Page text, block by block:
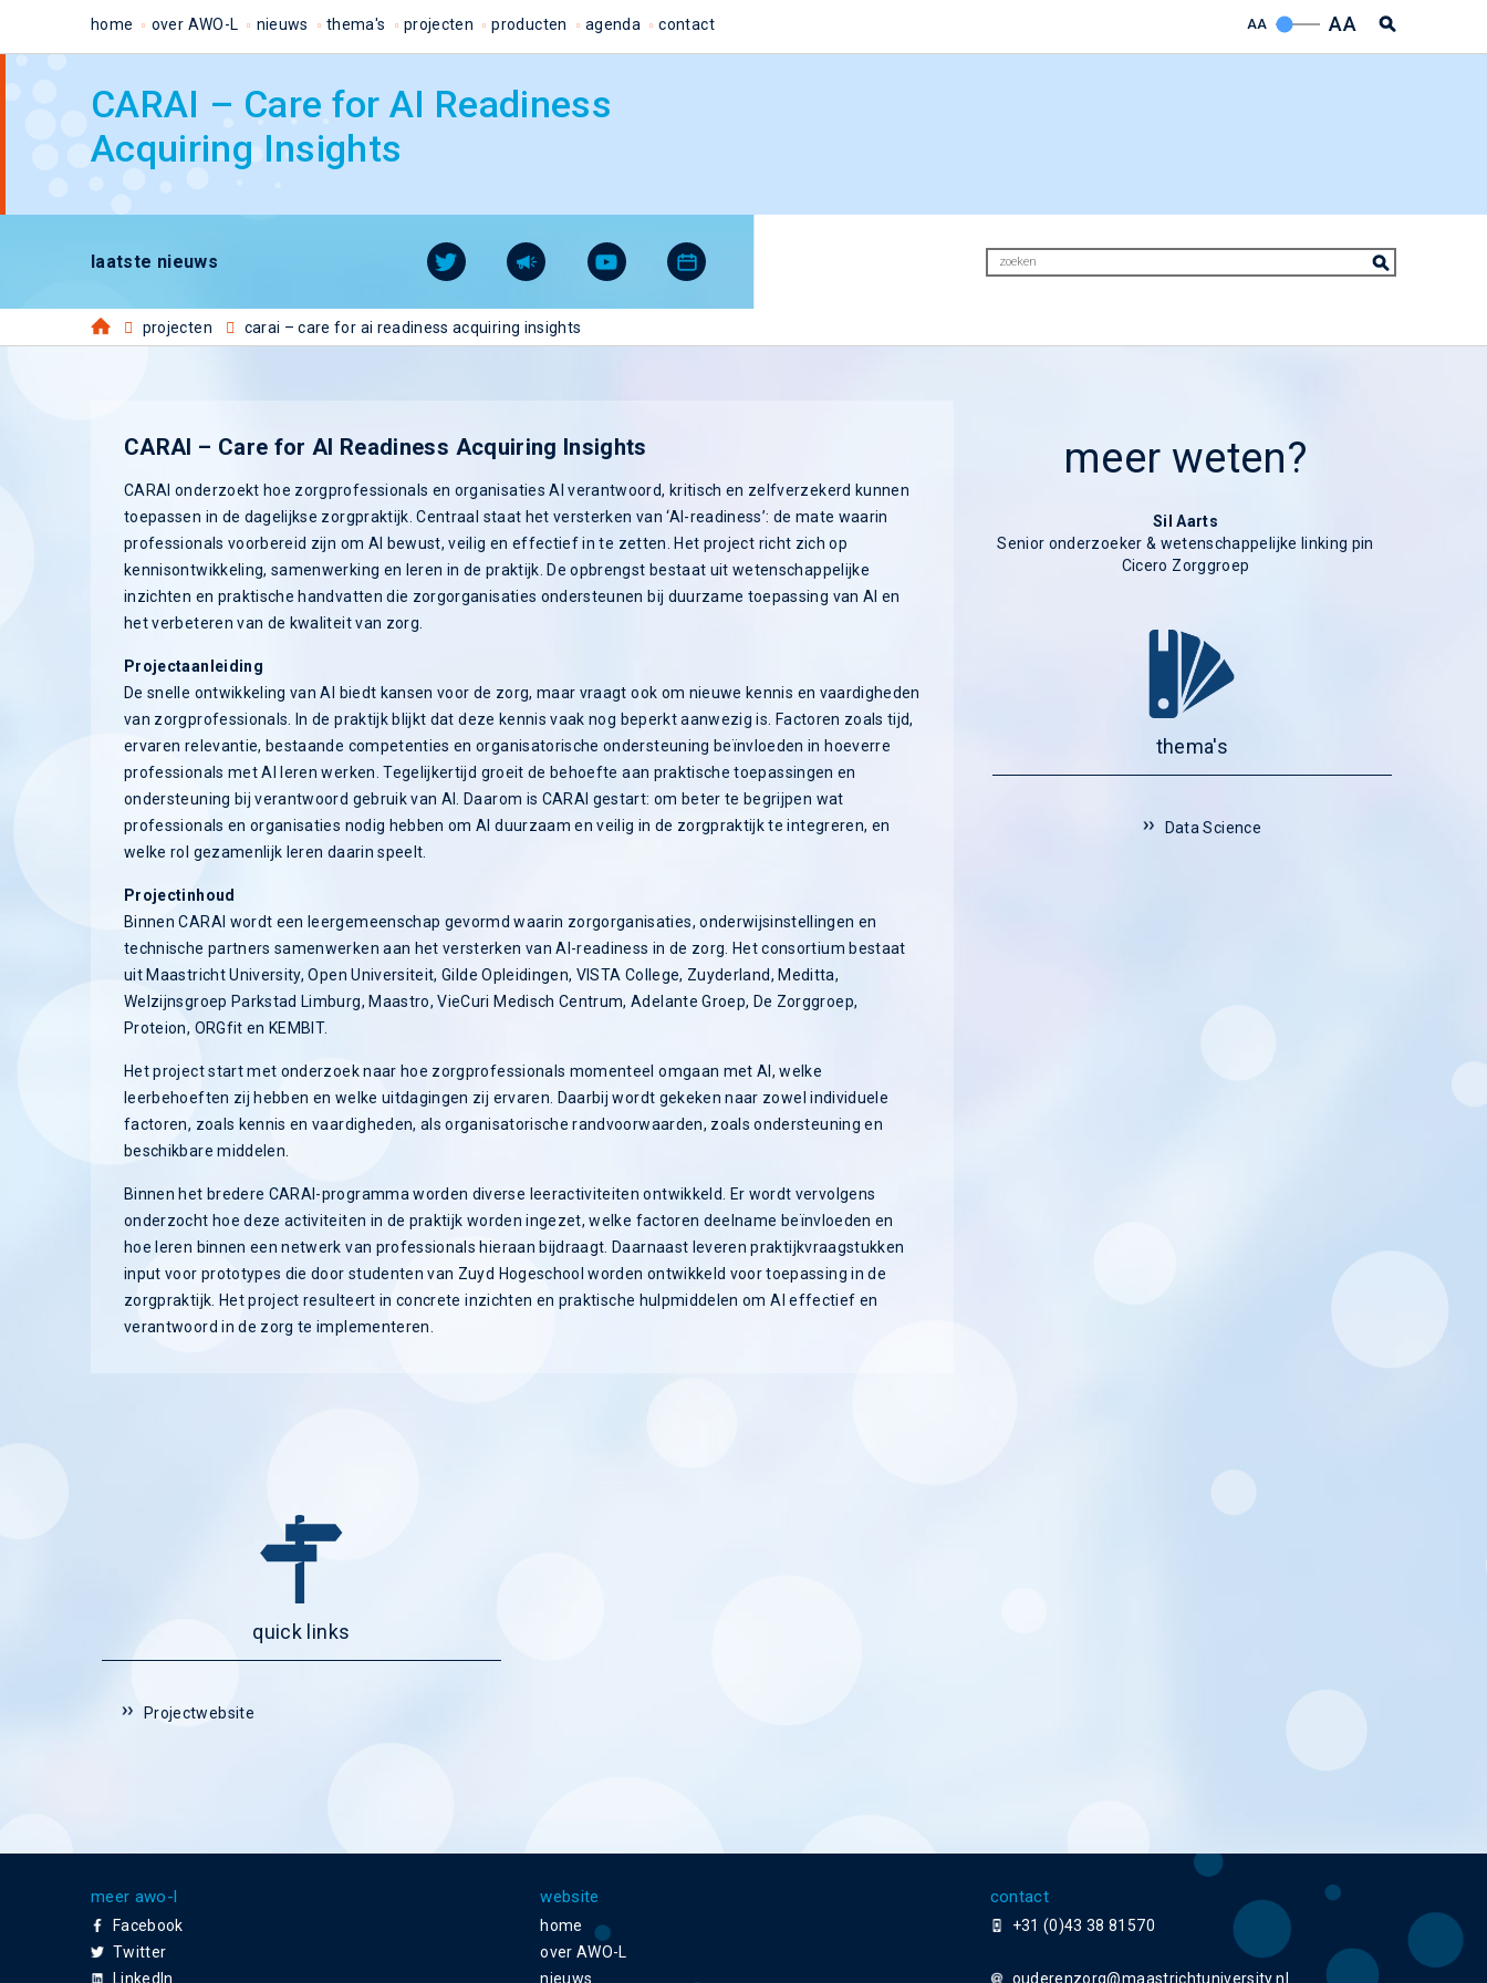
home over AWO-L nieuws thema's projecten producten agenda contact AA AA
CARAI – Care for AI Readiness
Acquiring Insights
laatste nieuws
projecten carai – care for ai readiness acquiring insights
CARAI – Care for AI Readiness Acquiring Insights
CARAI onderzoekt hoe zorgprofessionals en organisaties AI verantwoord, kritisch en zelfverzekerd kunnen
toepassen in de dagelijkse zorgpraktijk. Centraal staat het versterken van ‘AI-readiness’: de mate waarin
professionals voorbereid zijn om AI bewust, veilig en effectief in te zetten. Het project richt zich op
kennisontwikkeling, samenwerking en leren in de praktijk. De opbrengst bestaat uit wetenschappelijke
inzichten en praktische handvatten die zorgorganisaties ondersteunen bij duurzame toepassing van AI en
het verbeteren van de kwaliteit van zorg.
Projectaanleiding
De snelle ontwikkeling van AI biedt kansen voor de zorg, maar vraagt ook om nieuwe kennis en vaardigheden
van zorgprofessionals. In de praktijk blijkt dat deze kennis vaak nog beperkt aanwezig is. Factoren zoals tijd,
ervaren relevantie, bestaande competenties en organisatorische ondersteuning beïnvloeden in hoeverre
professionals met AI leren werken. Tegelijkertijd groeit de behoefte aan praktische toepassingen en
ondersteuning bij verantwoord gebruik van AI. Daarom is CARAI gestart: om beter te begrijpen wat
professionals en organisaties nodig hebben om AI duurzaam en veilig in de zorgpraktijk te integreren, en
welke rol gezamenlijk leren daarin speelt.
Projectinhoud
Binnen CARAI wordt een leergemeenschap gevormd waarin zorgorganisaties, onderwijsinstellingen en
technische partners samenwerken aan het versterken van AI-readiness in de zorg. Het consortium bestaat
uit Maastricht University, Open Universiteit, Gilde Opleidingen, VISTA College, Zuyderland, Meditta,
Welzijnsgroep Parkstad Limburg, Maastro, VieCuri Medisch Centrum, Adelante Groep, De Zorggroep,
Proteion, ORGfit en KEMBIT.
Het project start met onderzoek naar hoe zorgprofessionals momenteel omgaan met AI, welke
leerbehoeften zij hebben en welke uitdagingen zij ervaren. Daarbij wordt gekeken naar zowel individuele
factoren, zoals kennis en vaardigheden, als organisatorische randvoorwaarden, zoals ondersteuning en
beschikbare middelen.
Binnen het bredere CARAI-programma worden diverse leeractiviteiten ontwikkeld. Er wordt vervolgens
onderzocht hoe deze activiteiten in de praktijk worden ingezet, welke factoren deelname beïnvloeden en
hoe leren binnen een netwerk van professionals hieraan bijdraagt. Daarnaast leveren praktijkvraagstukken
input voor prototypes die door studenten van Zuyd Hogeschool worden ontwikkeld voor toepassing in de
zorgpraktijk. Het project resulteert in concrete inzichten en praktische hulpmiddelen om AI effectief en
verantwoord in de zorg te implementeren.
meer weten?
Sil Aarts
Senior onderzoeker & wetenschappelijke linking pin
Cicero Zorggroep
thema's
Data Science
quick links
Projectwebsite
meer awo-l
Facebook
Twitter
LinkedIn
website
home
over AWO-L
nieuws
contact
+31 (0)43 38 81570
ouderenzorg